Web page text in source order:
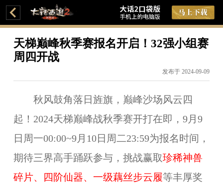
天梯巅峰秋季赛报名开启！32强小组赛
周四开战
发布于 2024-09-09
秋风鼓角落日旌旗，巅峰沙场风云四
起！2024天梯巅峰战秋季赛开打在即，9月9
日周一00:00~9月10日周二23:59为报名时间，
期待三界高手踊跃参与，挑战赢取珍稀神兽
碎片、四阶仙器、一级藕丝步云履等丰厚奖